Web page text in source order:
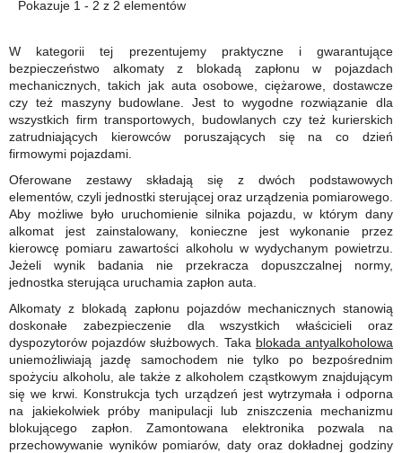
Pokazuje 1 - 2 z 2 elementów
W kategorii tej prezentujemy praktyczne i gwarantujące
bezpieczeństwo alkomaty z blokadą zapłonu w pojazdach
mechanicznych, takich jak auta osobowe, ciężarowe, dostawcze
czy też maszyny budowlane. Jest to wygodne rozwiązanie dla
wszystkich firm transportowych, budowlanych czy też kurierskich
zatrudniających kierowców poruszających się na co dzień
firmowymi pojazdami.
Oferowane zestawy składają się z dwóch podstawowych
elementów, czyli jednostki sterującej oraz urządzenia pomiarowego.
Aby możliwe było uruchomienie silnika pojazdu, w którym dany
alkomat jest zainstalowany, konieczne jest wykonanie przez
kierowcę pomiaru zawartości alkoholu w wydychanym powietrzu.
Jeżeli wynik badania nie przekracza dopuszczalnej normy,
jednostka sterująca uruchamia zapłon auta.
Alkomaty z blokadą zapłonu pojazdów mechanicznych stanowią
doskonałe zabezpieczenie dla wszystkich właścicieli oraz
dyspozytorów pojazdów służbowych. Taka blokada antyalkoholowa
uniemożliwiają jazdę samochodem nie tylko po bezpośrednim
spożyciu alkoholu, ale także z alkoholem cząstkowym znajdującym
się we krwi. Konstrukcja tych urządzeń jest wytrzymała i odporna
na jakiekolwiek próby manipulacji lub zniszczenia mechanizmu
blokującego zapłon. Zamontowana elektronika pozwala na
przechowywanie wyników pomiarów, daty oraz dokładnej godziny